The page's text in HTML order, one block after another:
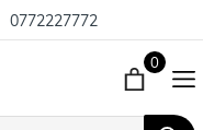
0772227772
0